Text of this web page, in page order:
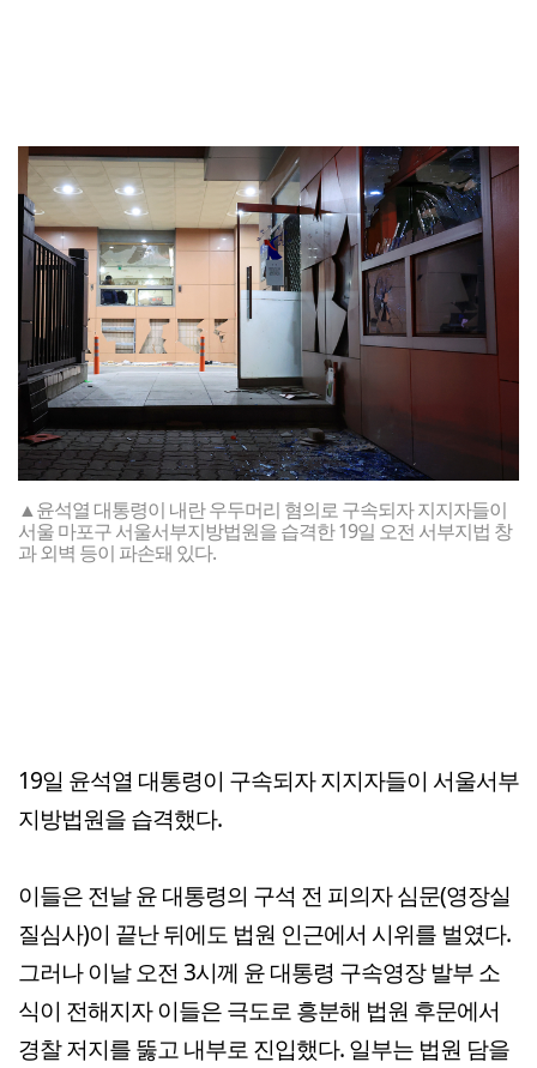
▲윤석열 대통령이 내란 우두머리 혐의로 구속되자 지지자들이
서울 마포구 서울서부지방법원을 습격한 19일 오전 서부지법 창
과 외벽 등이 파손돼 있다.
19일 윤석열 대통령이 구속되자 지지자들이 서울서부
지방법원을 습격했다.
이들은 전날 윤 대통령의 구석 전 피의자 심문(영장실
질심사)이 끝난 뒤에도 법원 인근에서 시위를 벌였다.
그러나 이날 오전 3시께 윤 대통령 구속영장 발부 소
식이 전해지자 이들은 극도로 흥분해 법원 후문에서
경찰 저지를 뚫고 내부로 진입했다. 일부는 법원 담을